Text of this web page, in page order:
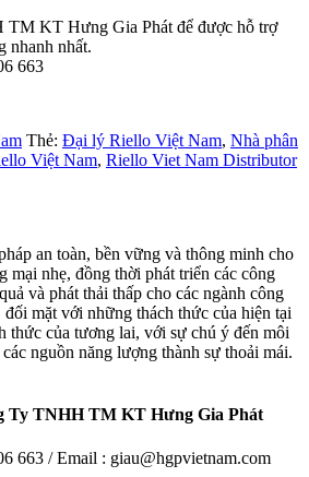
KT Hưng Gia Phát để được hỗ trợ
nhanh nhất.
663
Thẻ: Đại lý Riello Việt Nam, Nhà phân
Việt Nam, Riello Viet Nam Distributor
an toàn, bền vững và thông minh cho
mại nhẹ, đồng thời phát triển các công
và phát thải thấp cho các ngành công
mặt với những thách thức của hiện tại
thức của tương lai, với sự chú ý đến môi
nguồn năng lượng thành sự thoải mái.
Ty TNHH TM KT Hưng Gia Phát
663 / Email : giau@hgpvietnam.com